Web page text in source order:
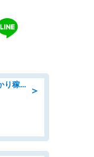
＞
自動車部品の検査/寮費無料でしっかり稼げる denso aichi